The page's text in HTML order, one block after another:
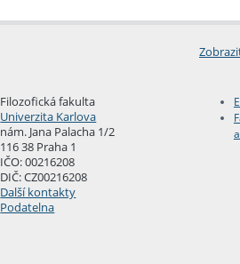
Filozofická fakulta
Univerzita Karlova
nám. Jana Palacha 1/2
116 38 Praha 1
IČO: 00216208
DIČ: CZ00216208
Další kontakty
Podatelna